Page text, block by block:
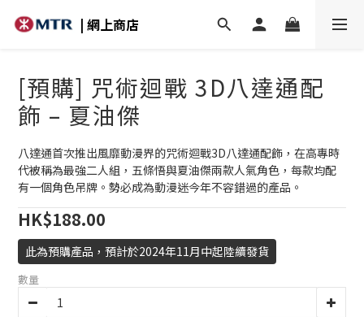
| 網上商店
[預購] 咒術迴戰 3D八達通配
飾 – 夏油傑
八達通首次推出風靡動漫界的咒術迴戰3D八達通配飾，在高專時
代被稱為最強二人組，五條悟與夏油傑兩款人氣角色，每款均配
有一個角色吊牌。勢必成為動漫迷今年不容錯過的產品。
HK$188.00
此為預購產品，預計於2024年11月中起陸續發貨
數量